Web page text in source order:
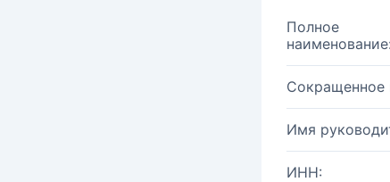
Полное
наименование:
Сокращенное
Имя
ИНН: